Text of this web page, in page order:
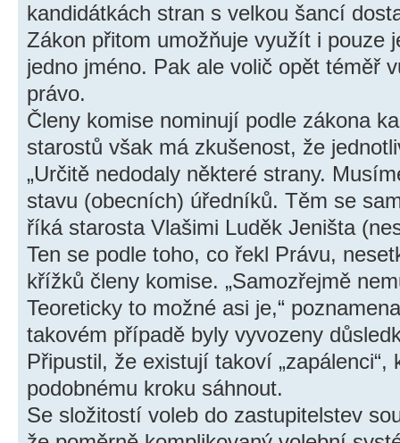
kandidátkách stran s velkou šancí
Zákon přitom umožňuje využít i pouze
jedno jméno. Pak ale volič opět téměř
právo.
Členy komise nominují podle zákona
starostů však má zkušenost, že
„Určitě nedodaly některé strany.
stavu (obecních) úředníků. Těm se
říká starosta Vlašimi Luděk Jeništa
Ten se podle toho, co řekl Právu,
křížků členy komise. „Samozřejmě
Teoreticky to možné asi je,“
takovém případě byly vyvozeny
Připustil, že existují takoví
podobnému kroku sáhnout.
Se složitostí voleb do zastupitelstev